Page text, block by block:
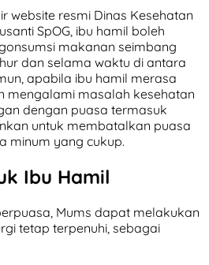
website resmi Dinas Kesehatan
SpOG, ibu hamil boleh
makanan seimbang
dan selama waktu di antara
apabila ibu hamil merasa
mengalami masalah kesehatan
dengan puasa termasuk
untuk membatalkan puasa
minum yang cukup.
Ibu Hamil
Mums dapat melakukan
tetap terpenuhi, sebagai